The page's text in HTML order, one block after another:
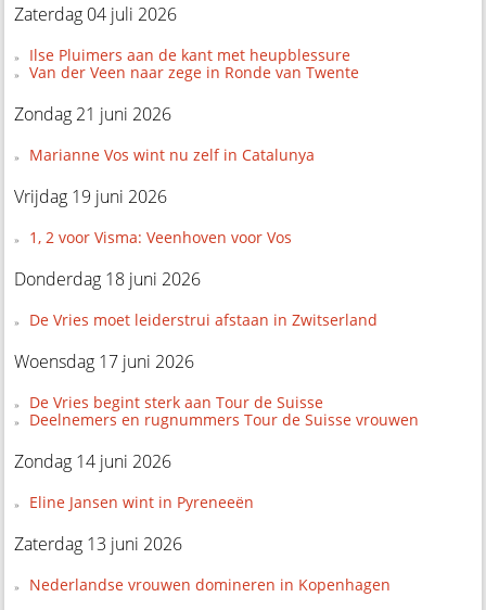
Zaterdag 04 juli 2026
Ilse Pluimers aan de kant met heupblessure
Van der Veen naar zege in Ronde van Twente
Zondag 21 juni 2026
Marianne Vos wint nu zelf in Catalunya
Vrijdag 19 juni 2026
1, 2 voor Visma: Veenhoven voor Vos
Donderdag 18 juni 2026
De Vries moet leiderstrui afstaan in Zwitserland
Woensdag 17 juni 2026
De Vries begint sterk aan Tour de Suisse
Deelnemers en rugnummers Tour de Suisse vrouwen
Zondag 14 juni 2026
Eline Jansen wint in Pyreneeën
Zaterdag 13 juni 2026
Nederlandse vrouwen domineren in Kopenhagen